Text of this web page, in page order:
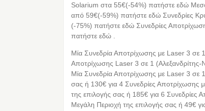
Solarium στα 55€(-54%) πατήστε εδώ
από 59€(-59%) πατήστε εδώ Συνεδρίες
(-75%) πατήστε εδώ Συνεδρίες
πατήστε εδώ .
Μία Συνεδρία Αποτρίχωσης με Laser 3 σε
Αποτρίχωσης Laser 3 σε 1 (Αλεξανδρίτης-
Μία Συνεδρία Αποτρίχωσης με Laser 3 σε
σας ή 130€ για 4 Συνεδρίες Αποτρίχωσης
της επιλογής σας ή 185€ για 6 Συνεδρίες
Μεγάλη Περιοχή της επιλογής σας ή 49€